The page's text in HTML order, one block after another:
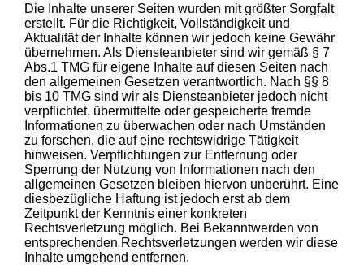
Die Inhalte unserer Seiten wurden mit größter Sorgfalt
erstellt. Für die Richtigkeit, Vollständigkeit und
Aktualität der Inhalte können wir jedoch keine Gewähr
übernehmen. Als Diensteanbieter sind wir gemäß § 7
Abs.1 TMG für eigene Inhalte auf diesen Seiten nach
den allgemeinen Gesetzen verantwortlich. Nach §§ 8
bis 10 TMG sind wir als Diensteanbieter jedoch nicht
verpflichtet, übermittelte oder gespeicherte fremde
Informationen zu überwachen oder nach Umständen
zu forschen, die auf eine rechtswidrige Tätigkeit
hinweisen. Verpflichtungen zur Entfernung oder
Sperrung der Nutzung von Informationen nach den
allgemeinen Gesetzen bleiben hiervon unberührt. Eine
diesbezügliche Haftung ist jedoch erst ab dem
Zeitpunkt der Kenntnis einer konkreten
Rechtsverletzung möglich. Bei Bekanntwerden von
entsprechenden Rechtsverletzungen werden wir diese
Inhalte umgehend entfernen.